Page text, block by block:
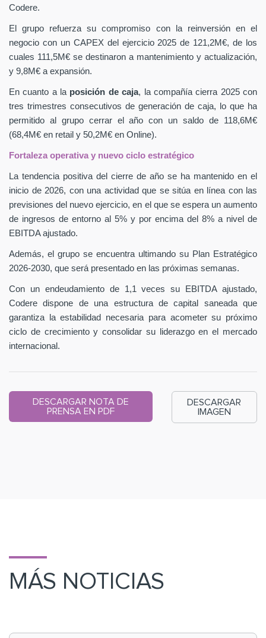
Codere.
El grupo refuerza su compromiso con la reinversión en el
negocio con un CAPEX del ejercicio 2025 de 121,2M€, de los
cuales 111,5M€ se destinaron a mantenimiento y actualización,
y 9,8M€ a expansión.
En cuanto a la posición de caja, la compañía cierra 2025 con
tres trimestres consecutivos de generación de caja, lo que ha
permitido al grupo cerrar el año con un saldo de 118,6M€
(68,4M€ en retail y 50,2M€ en Online).
Fortaleza operativa y nuevo ciclo estratégico
La tendencia positiva del cierre de año se ha mantenido en el
inicio de 2026, con una actividad que se sitúa en línea con las
previsiones del nuevo ejercicio, en el que se espera un aumento
de ingresos de entorno al 5% y por encima del 8% a nivel de
EBITDA ajustado.
Además, el grupo se encuentra ultimando su Plan Estratégico
2026-2030, que será presentado en las próximas semanas.
Con un endeudamiento de 1,1 veces su EBITDA ajustado,
Codere dispone de una estructura de capital saneada que
garantiza la estabilidad necesaria para acometer su próximo
ciclo de crecimiento y consolidar su liderazgo en el mercado
internacional.
DESCARGAR NOTA DE
PRENSA EN PDF
DESCARGAR
IMAGEN
MÁS NOTICIAS